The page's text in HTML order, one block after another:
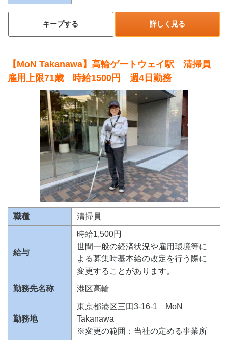
キープする 詳しく見る
【MoN Takanawa】高輪ゲートウェイ駅 清掃員
雇用上限71歳 時給1500円 週4日勤務
職種 清掃員
給与
時給1,500円
世間一般の経済状況や雇用環境等に
よる募集時基本給の改定を行う際に
変更することがあります。
勤務先名称 港区高輪
勤務地
東京都港区三田3-16-1 MoN
Takanawa
※変更の範囲：当社の定める事業所